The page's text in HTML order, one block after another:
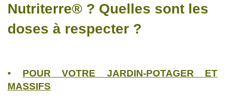
Nutriterre® ? Quelles sont les
doses à respecter ?
• POUR VOTRE JARDIN-POTAGER ET
MASSIFS